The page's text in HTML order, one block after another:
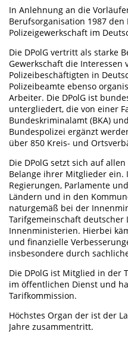
In Anlehnung an die
Berufsorganisation 1987 den
Polizeigewerkschaft im
Die DPolG vertritt als starke
Gewerkschaft die Interessen
Polizeibeschäftigten in
Polizeibeamte ebenso
Arbeiter. Die DPolG ist
untergliedert, die von einer
Bundeskriminalamt (BKA)
Bundespolizei ergänzt
über 850 Kreis- und
Die DPolG setzt sich auf
Belange ihrer Mitglieder
Regierungen, Parlamente
Ländern und in den
naturgemäß bei der
Tarifgemeinschaft deutscher
Innenministerien. Hierbei
und finanzielle
insbesondere durch
Die DPolG ist Mitglied in der
im öffentlichen Dienst und
Tarifkommission.
Höchstes Organ der ist der
Jahre zusammentritt.